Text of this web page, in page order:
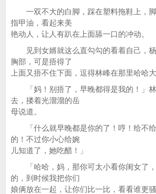
一双不大的白脚，踩在塑料拖鞋上，脚
指甲油，看起来美
艳动人，让人有趴在上面舔一口的冲动。
见到女婿就这么直勾勾的看着自己，杨
胸部，可是捂得了
上面又捂不住下面，逗得林峰在那里哈哈大
「妈！别捂了，早晚都得是我的！」林
去，搂着光溜溜的岳
母说道。
「什么就早晚都是你的了！哼！给不给
的！不过你小心给婉
儿知道了，她吃醋！」
「哈哈，妈，那你可太小看你闺女了，
的，到时候我把你们
娘俩放在一起，让你们比一比，看看谁更骚